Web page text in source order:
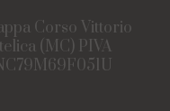
Corso Vittorio
(MC) PIVA